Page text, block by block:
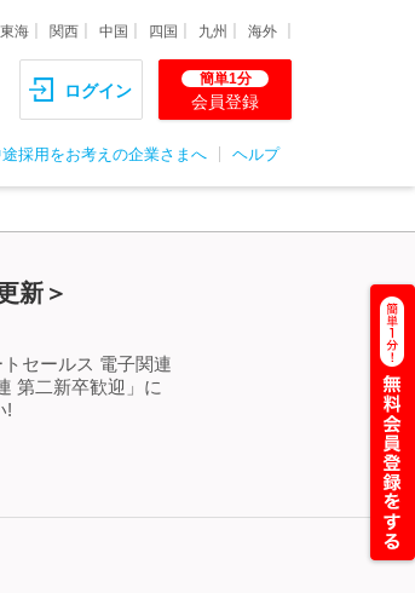
東海 関西 中国 四国 九州 海外
ログイン
簡単1分
会員登録
採用をお考えの企業さまへ ヘルプ
新＞
セールス 電子関連
第二新卒歓迎」に
!